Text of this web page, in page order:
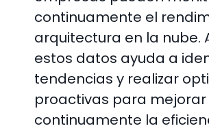
continuamente el
arquitectura en la nube.
estos datos ayuda a
tendencias y realizar
proactivas para mejorar
continuamente la